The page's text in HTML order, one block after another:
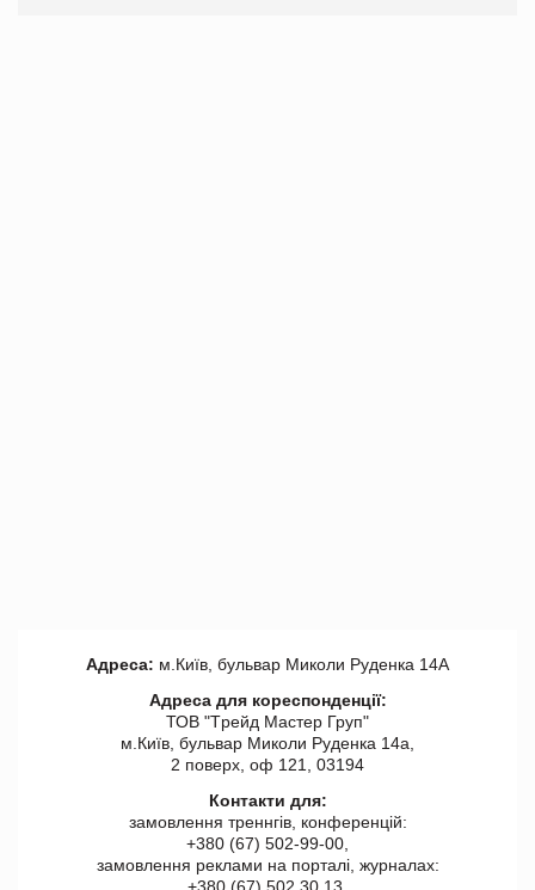
Адреса: м.Київ, бульвар Миколи Руденка 14А
Адреса для кореспонденції:
ТОВ "Tрейд Мастер Груп"
м.Київ, бульвар Миколи Руденка 14а,
2 поверх, оф 121, 03194
Контакти для:
замовлення треннгів, конференцій:
+380 (67) 502-99-00,
замовлення реклами на порталі, журналах:
+380 (67) 502 30 13,